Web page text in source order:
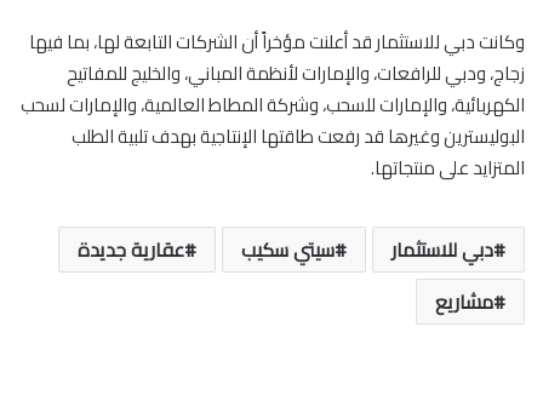
وكانت دبي للاستثمار قد أعلنت مؤخراً أن الشركات التابعة لها، بما فيها
زجاج، ودبي للرافعات، والإمارات لأنظمة المباني، والخليج للمفاتيح
الكهربائية، والإمارات للسحب، وشركة المطاط العالمية، والإمارات لسحب
البوليسترين وغيرها قد رفعت طاقتها الإنتاجية بهدف تلبية الطلب
المتزايد على منتجاتها.
دبي للاستثمار سيتي سكيب
عقارية جديدة
مشاريع